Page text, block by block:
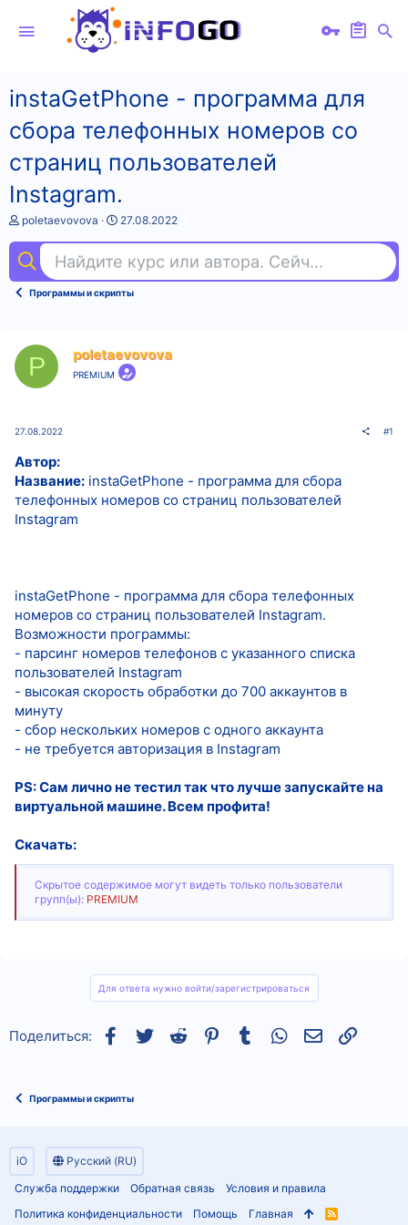
instaGetPhone - программа для
сбора телефонных номеров со
страниц пользователей
Instagram.
А
т
о
т
poletaevovova
Д
а
н
а
а
27.08.2022
Найдите курс или автора. Сейчас ищут
Программы и скрипты
P poletaevovova
PREMIUM
27.08.2022 #1
Автор:
Название: instaGetPhone - программа для сбора
телефонных номеров со страниц пользователей
Instagram
instaGetPhone - программа для сбора телефонных
номеров со страниц пользователей Instagram.
Возможности программы:
- парсинг номеров телефонов с указанного списка
пользователей Instagram
- высокая скорость обработки до 700 аккаунтов в
минуту
- сбор нескольких номеров с одного аккаунта
- не требуется авторизация в Instagram
PS: Сам лично не тестил так что лучше запускайте на
виртуальной машине. Всем профита!
Скачать:
Скрытое содержимое могут видеть только пользователи
групп(ы): PREMIUM
Для ответа нужно войти/зарегистрироваться
Поделиться: Facebook
TwitterReddit Pinterest
Tumblr WhatsAppСсылка
Программы и скрипты
iO
Русский (RU)
Служба поддержки
Обратная связь
Условия и правила
Политика конфиденциальности
Помощь Главная
R